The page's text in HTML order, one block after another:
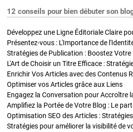
12 conseils pour bien débuter son
Développez une Ligne Éditoriale Claire
Présentez-vous : L'Importance de
L'Art de Choisir un Titre Efficace :
Optimiser vos Articles grâce aux Liens
Engagez la Conversation pour Accroître
Amplifiez la Portée de Votre Blog : Le